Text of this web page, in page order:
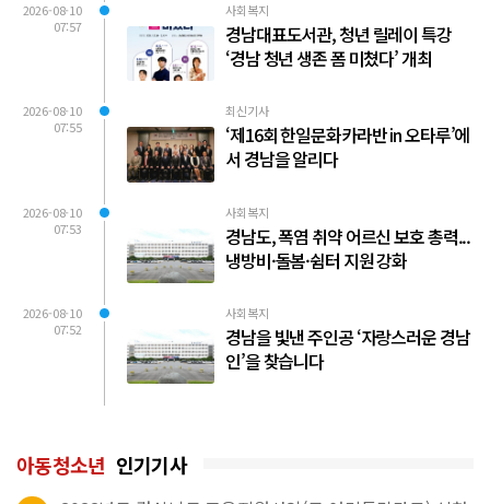
2026-08-10
07:57
사회복지
경남대표도서관, 청년 릴레이 특강
‘경남 청년 생존 폼 미쳤다’ 개최
2026-08-10
07:55
최신기사
‘제16회 한일문화카라반 in 오타루’에
서 경남을 알리다
2026-08-10
07:53
사회복지
경남도, 폭염 취약 어르신 보호 총력...
냉방비·돌봄·쉼터 지원 강화
2026-08-10
07:52
사회복지
경남을 빛낸 주인공 ‘자랑스러운 경남
인’을 찾습니다
아동청소년 인기기사